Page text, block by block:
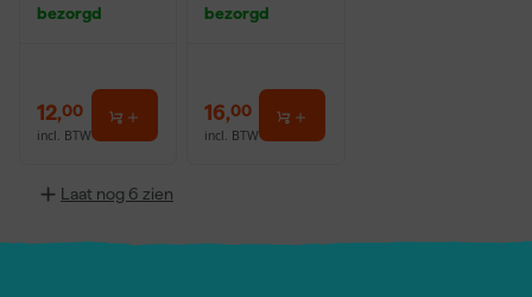
bezorgd
12,00
incl. BTW
bezorgd
16,00
incl. BTW
Laat nog 6 zien